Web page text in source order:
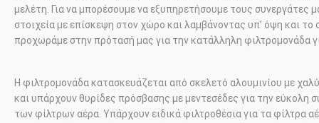
μελέτη. Για να μπορέσουμε να εξυπηρετήσουμε τους συνεργάτες
στοιχεία με επίσκεψη στον χώρο και λαμβάνοντας υπ’ όψη και
προχωράμε στην πρότασή μας για την κατάλληλη φιλτρομονάδα
Η φιλτρομονάδα κατασκευάζεται από σκελετό αλουμινίου με
και υπάρχουν θυρίδες πρόσβασης με μεντεσέδες για την εύκολη
των φίλτρων αέρα. Υπάρχουν ειδικά φιλτροθέσια για τα φίλτρα